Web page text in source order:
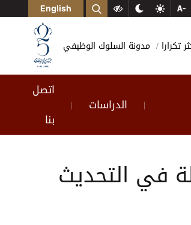
English
تكرارا مدونة السلوك الوظيفي
| الدراسات |
اتصل
بنا
في التحديث